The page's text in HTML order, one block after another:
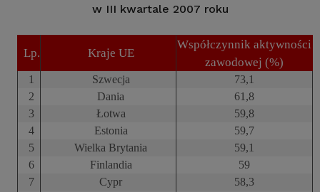
w III kwartale 2007 roku
Lp. Kraje UE
Współczynnik aktywności
zawodowej (%)
1 Szwecja
73,1
2
Dania
61,8
3
Łotwa
59,8
4
Estonia
59,7
5
Wielka Brytania
59,1
6
Finlandia
59
7
Cypr
58,3